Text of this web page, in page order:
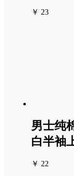
￥ 23
男士纯
白半袖
￥ 22